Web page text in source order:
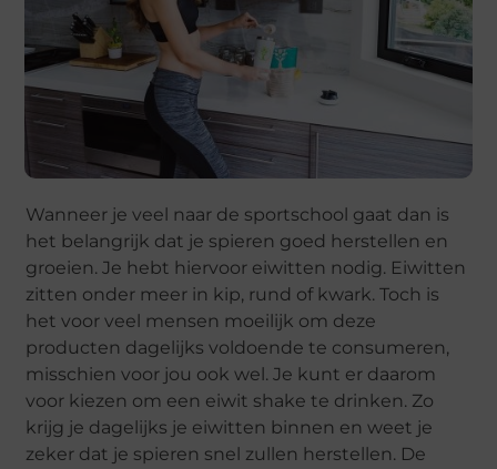
Wanneer je veel naar de sportschool gaat dan is
het belangrijk dat je spieren goed herstellen en
groeien. Je hebt hiervoor eiwitten nodig. Eiwitten
zitten onder meer in kip, rund of kwark. Toch is
het voor veel mensen moeilijk om deze
producten dagelijks voldoende te consumeren,
misschien voor jou ook wel. Je kunt er daarom
voor kiezen om een eiwit shake te drinken. Zo
krijg je dagelijks je eiwitten binnen en weet je
zeker dat je spieren snel zullen herstellen. De